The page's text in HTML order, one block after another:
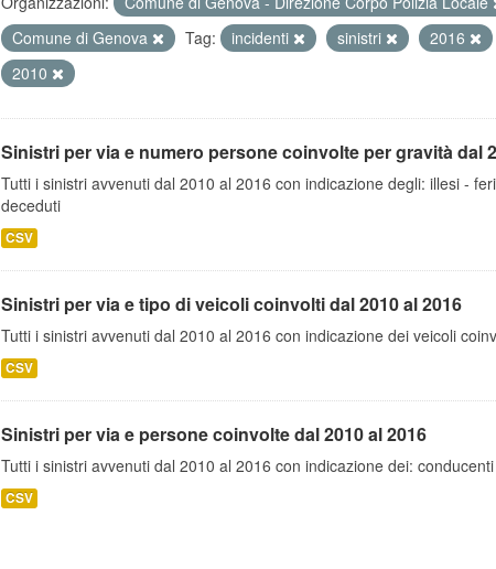
Comune di Genova
Tag: incidenti sinistri 2016
2010
Sinistri per via e numero persone coinvolte per gravità dal
Tutti i sinistri avvenuti dal 2010 al 2016 con indicazione degli: illesi -
deceduti
CSV
Sinistri per via e tipo di veicoli coinvolti dal 2010 al 2016
Tutti i sinistri avvenuti dal 2010 al 2016 con indicazione dei veicoli
CSV
Sinistri per via e persone coinvolte dal 2010 al 2016
Tutti i sinistri avvenuti dal 2010 al 2016 con indicazione dei:
CSV